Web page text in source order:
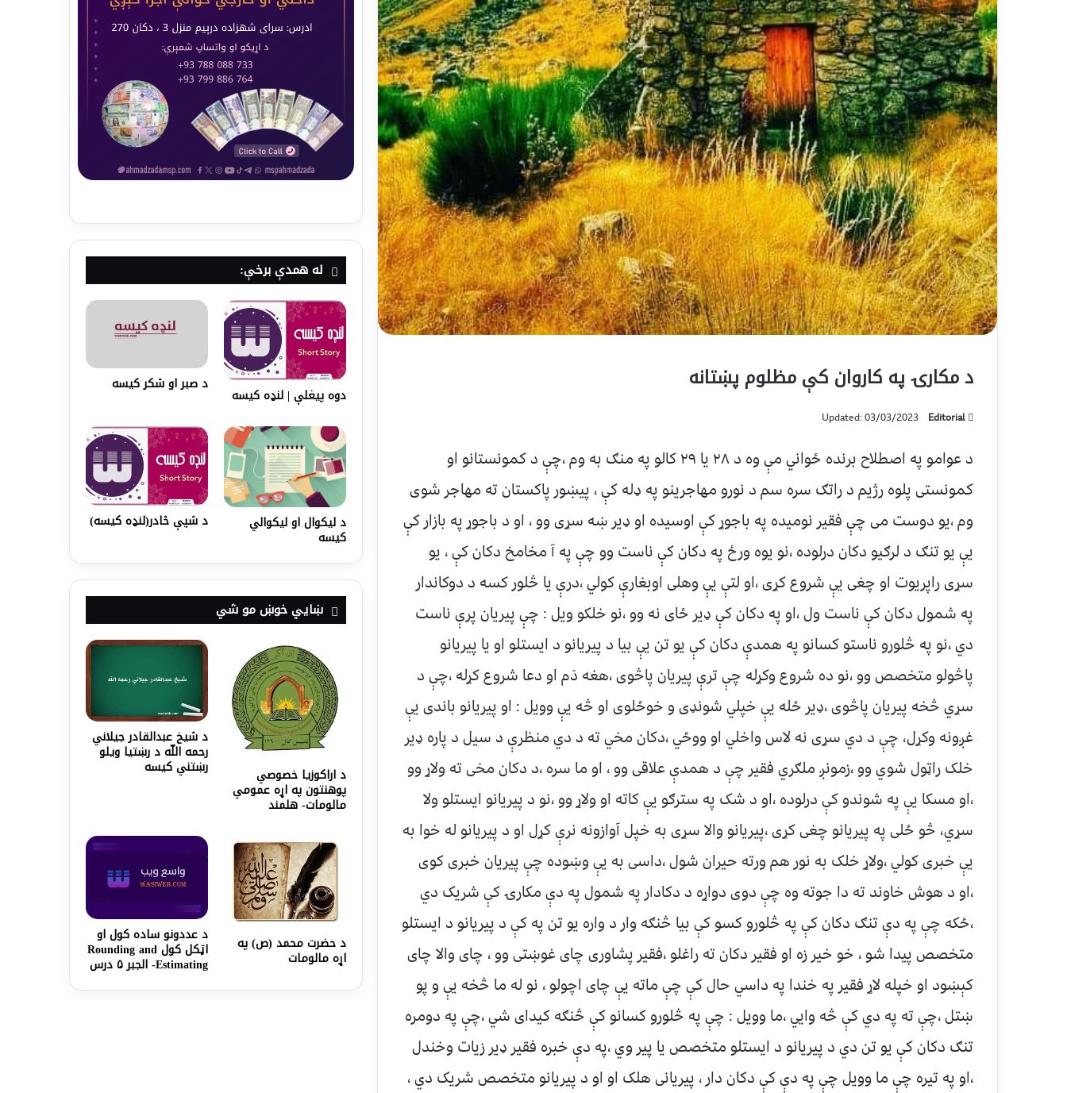
د مکارۍ په کاروان کې مظلوم پښتانه
Editorial
Updated: 03/03/2023
د عوامو په اصطلاح برنده ځواني مې وه د ۲۸ یا ۲۹ کالو په منګ به وم ،چې د کمونستانو او
کمونستی پلوه رژیم د راتګ سره سم د نورو مهاجرینو په ډله کې ، پیښور پاکستان ته مهاجر شوی
وم ،یو دوست می چې فقیر نومیده په باجوړ کې اوسیده او ډیر ښه سړی وو ، او د باجوړ په بازار کې
یې یو تنګ د لرګیو دکان درلوده ،نو یوه ورځ په دکان کې ناست وو چې په آ مخامخ دکان کې ، یو
سړی راپریوت او چغی یې شروع کړی ،او لتې یې وهلی اوبغارې کولي ،درې یا څلور کسه د دوکاندار
په شمول دکان کې ناست ول ،او په دکان کې ډیر ځای نه وو ،نو خلکو ویل : چې پیریان پرې ناست
دي ،نو په څلورو ناستو کسانو په همدې دکان کې یو تن يې بیا د پیریانو د ایستلو او یا پیریانو
پاڅولو متخصص وو ،نو ده شروع وکړله چې ترې پیریان پاڅوی ،هغه دَم او دعا شروع کړله ،چې د
سړي څخه پیریان پاڅوی ،ډیر ځله يې خپلي شونډی و خوځلوی او څه یې وویل : او پیریانو باندی یې
غږونه وکړل، چې د دي سړی نه لاس واخلي او ووځي ،دکان مخي ته د دي منظرې د سیل د پاره ډیر
خلک راټول شوي وو ،زمونږ ملګري فقیر چې د همدې علاقی وو ، او ما سره ،د دکان مخی ته ولاړ وو
،او مسکا یې په شوندو کې درلوده ،او د شک په سترګو یې کاته او ولاړ وو ،نو د پیریانو ایستلو ولا
سړي، څو ځلی په پیریانو چغی کړی ،پیریانو والا سړی به خپل آوازونه نرې کړل او د پیریانو له خوا به
یې خبری کولي ،ولاړ خلک به نور هم ورته حیران شول ،داسی به یې وښوده چې پیریان خبری کوی
،او د هوش خاوند ته دا جوته وه چې دوی دواړه د دکادار په شمول په دې مکارۍ کې شریک دي
،ځکه چې په دې تنګ دکان کې په څلورو کسو کې بیا څنګه وار د واره یو تن په کې د پیریانو د ایستلو
متخصص پیدا شو ، خو خیر زه او فقیر دکان ته راغلو ،فقیر پشاوری چای غوښتی وو ، چای والا چای
کېښود او خپله لاړ فقیر په خندا په داسي حال کې چې ماته یې چای اچولو ، نو له ما څخه یې و پو
ښتل ،چې ته په دي کې څه وايي ،ما وویل : چې په څلورو کسانو کې څنګه کیدای شي ،چې په دومره
تنګ دکان کې یو تن دي د پیریانو د ایستلو متخصص یا پیر وي ،په دې خبره فقیر ډیر زیات وخندل
،او په تیره چې ما وویل چې په دې کې دکان دار ، پیریانی هلک او او د پیریانو متخصص شریک دي ،
له همدې برخې:
دوه پیغلې | لنډه کیسه
د صبر او شکر کيسه
د لیکوال او لیکوالي
کیسه
د شپې څادر(لنډه کیسه)
ښايي خوښ مو شي
د اراکوزيا خصوصي
پوهنتون په اړه عمومي
مالومات- هلمند
د شیخ عبدالقادر جیلاني
رحمه اللّه د رښتیا ویلو
رښتني کیسه
د حضرت محمد (ص) په
اړه مالومات
د عددونو ساده کول او
اټکل کول Rounding and
Estimating- الجبر ۵ درس